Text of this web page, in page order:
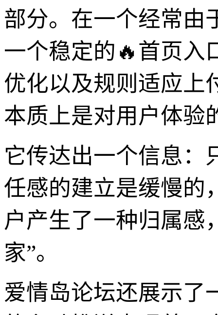
部分。在一个经常由
一个稳定的🔥首页入
优化以及规则适应上
本质上是对用户体验
它传达出一个信息：
任感的建立是缓慢的
户产生了一种归属感
家”。
爱情岛论坛还展示了